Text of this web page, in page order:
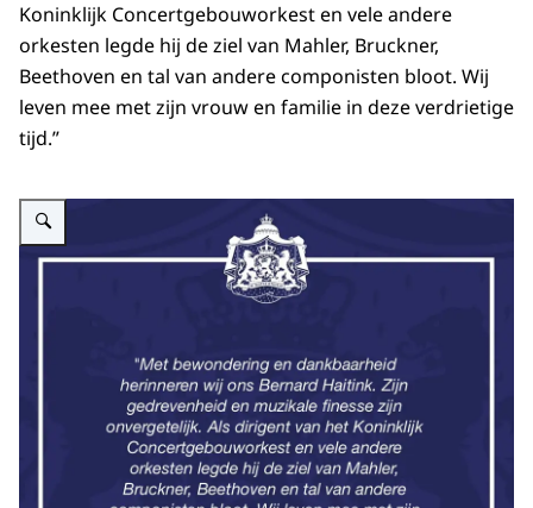
Koninklijk Concertgebouworkest en vele andere
orkesten legde hij de ziel van Mahler, Bruckner,
Beethoven en tal van andere componisten bloot. Wij
leven mee met zijn vrouw en familie in deze verdrietige
tijd.”
Vergroot afbeelding Reactie van Koning Willem-Alexander en Koningin